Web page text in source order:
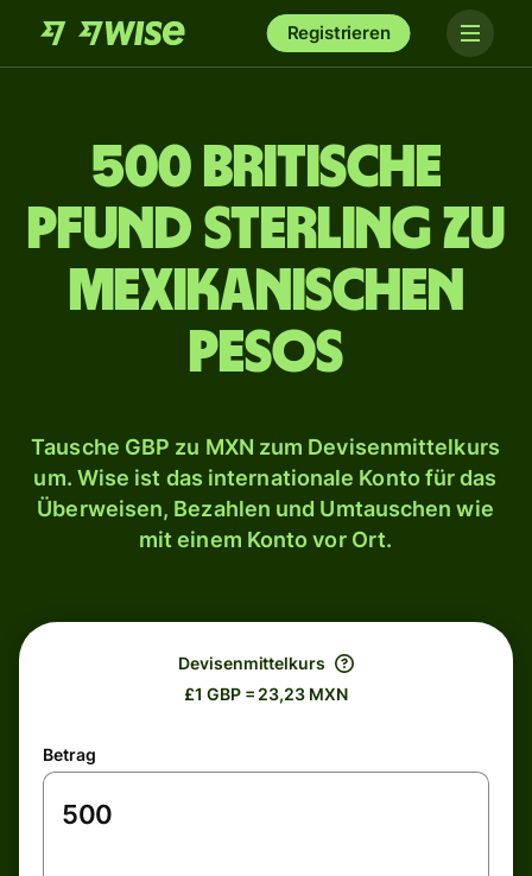
Registrieren
500 britische
Pfund Sterling zu
mexikanischen
Pesos
Tausche GBP zu MXN zum Devisenmittelkurs
um. Wise ist das internationale Konto für das
Überweisen, Bezahlen und Umtauschen wie
mit einem Konto vor Ort.
Devisenmittelkurs
£1 GBP = 23,23 MXN
Betrag